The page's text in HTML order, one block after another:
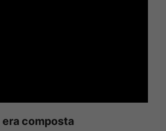
era composta